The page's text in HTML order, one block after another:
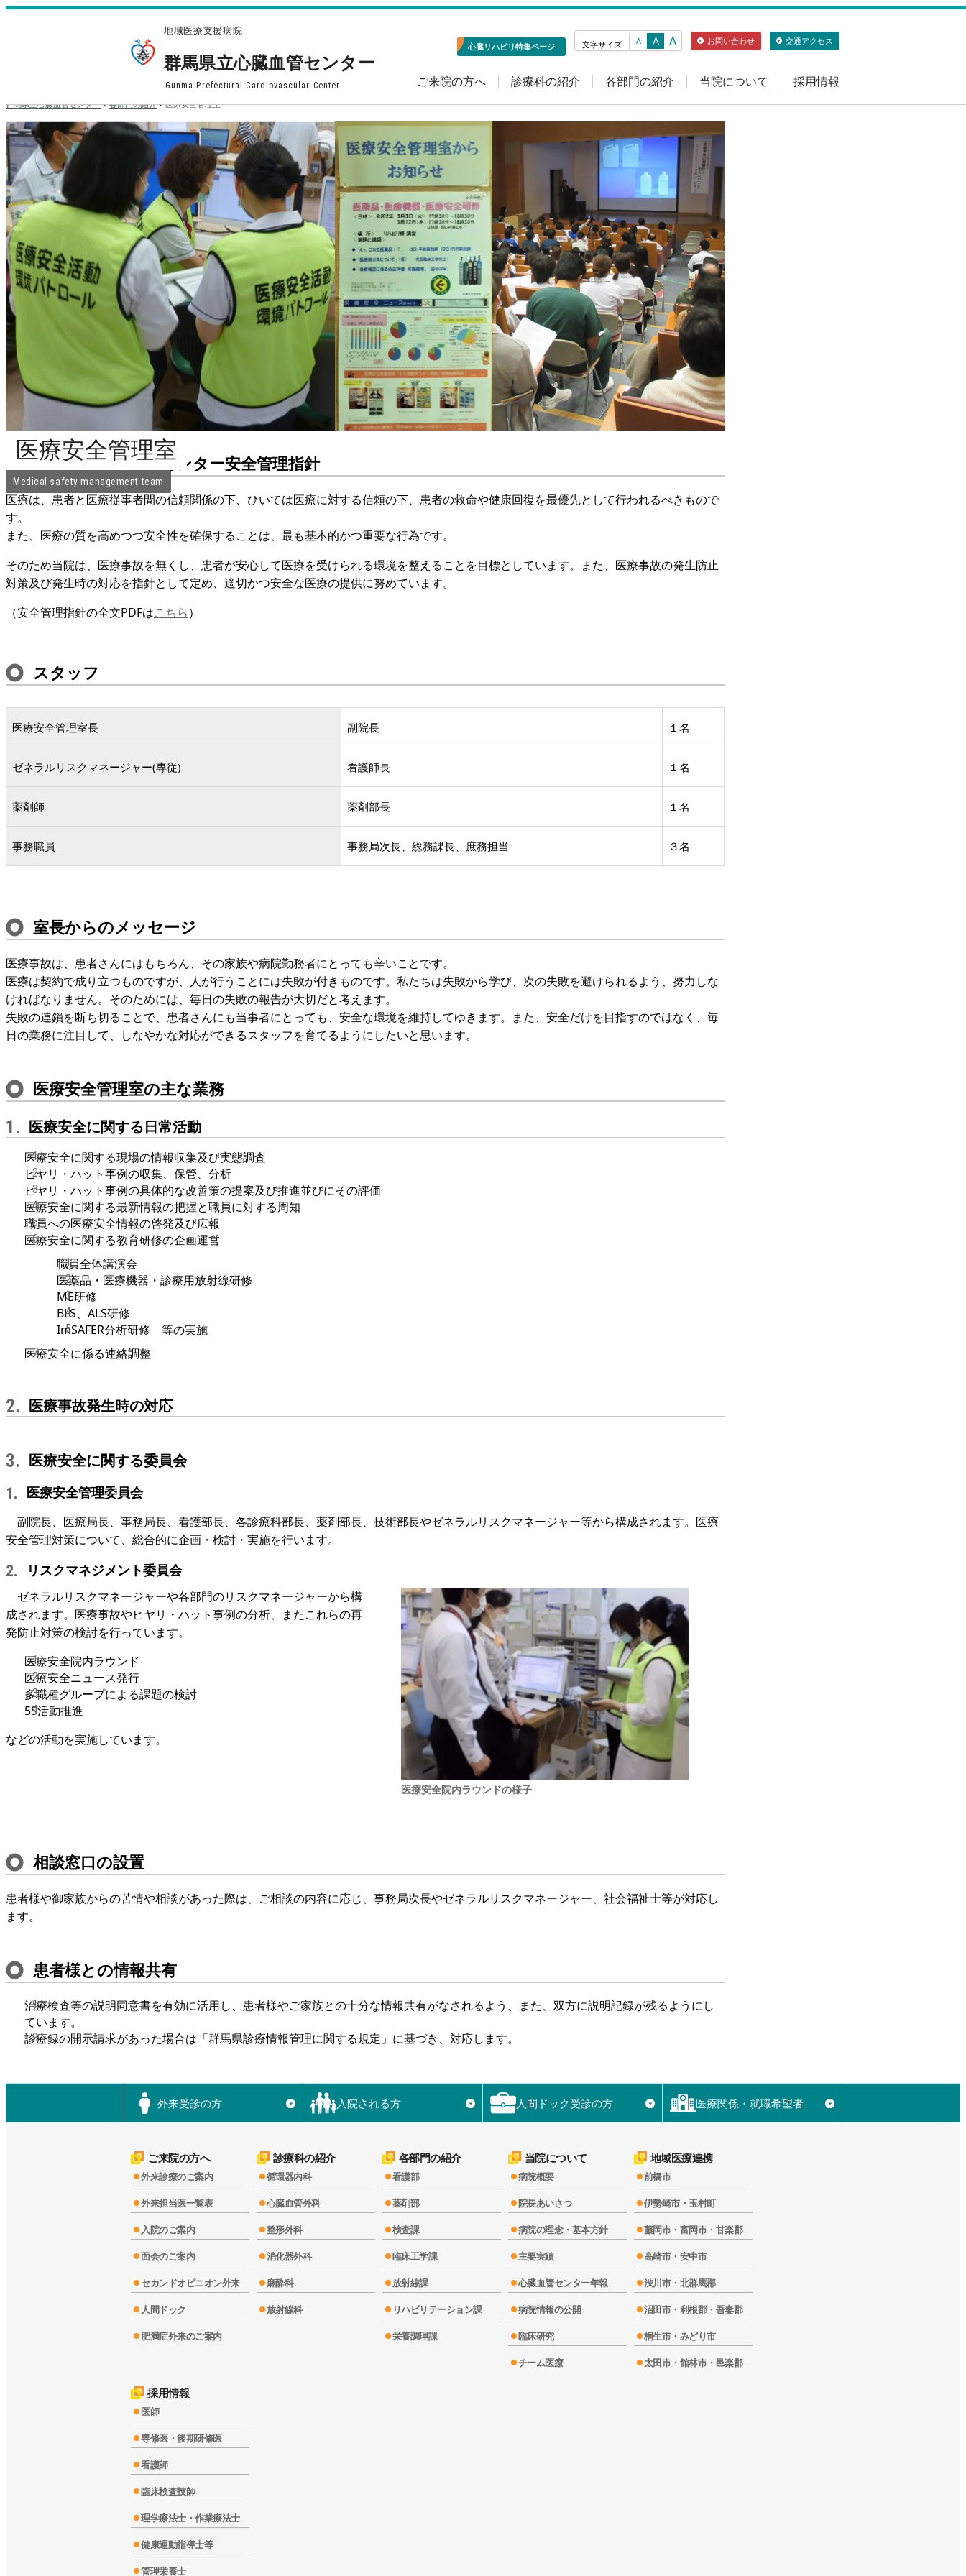
地域医療支援病院
群馬県立心臓血管センター
Gunma Prefectural Cardiovascular Center
心臓リハビリ特集ページ 文字サイズ A A A お問い合わせ 交通アクセス
ご来院の方へ 診療科の紹介 各部門の紹介 当院について 採用情報
群馬県立心臓血管センター>各部門の紹介>医療安全管理室
医療安全管理室
Medical safety management team
群馬県立心臓血管センター安全管理指針
医療は、患者と医療従事者間の信頼関係の下、ひいては医療に対する信頼の下、患者の救命や健康回復を最優先として行われるべきもので
す。
また、医療の質を高めつつ安全性を確保することは、最も基本的かつ重要な行為です。
そのため当院は、医療事故を無くし、患者が安心して医療を受けられる環境を整えることを目標としています。また、医療事故の発生防止
対策及び発生時の対応を指針として定め、適切かつ安全な医療の提供に努めています。
（安全管理指針の全文PDFはこちら）
スタッフ
医療安全管理室長 副院長 １名
ゼネラルリスクマネージャー(専従) 看護師長 １名
薬剤師 薬剤部長 １名
事務職員 事務局次長、総務課長、庶務担当 ３名
室長からのメッセージ
医療事故は、患者さんにはもちろん、その家族や病院勤務者にとっても辛いことです。
医療は契約で成り立つものですが、人が行うことには失敗が付きものです。私たちは失敗から学び、次の失敗を避けられるよう、努力しな
ければなりません。そのためには、毎日の失敗の報告が大切だと考えます。
失敗の連鎖を断ち切ることで、患者さんにも当事者にとっても、安全な環境を維持してゆきます。また、安全だけを目指すのではなく、毎
日の業務に注目して、しなやかな対応ができるスタッフを育てるようにしたいと思います。
医療安全管理室の主な業務
1. 医療安全に関する日常活動
医療安全に関する現場の情報収集及び実態調査
ヒヤリ・ハット事例の収集、保管、分析
ヒヤリ・ハット事例の具体的な改善策の提案及び推進並びにその評価
医療安全に関する最新情報の把握と職員に対する周知
職員への医療安全情報の啓発及び広報
医療安全に関する教育研修の企画運営
職員全体講演会
医薬品・医療機器・診療用放射線研修
ME研修
BLS、ALS研修
ImSAFER分析研修 等の実施
医療安全に係る連絡調整
2. 医療事故発生時の対応
3. 医療安全に関する委員会
1. 医療安全管理委員会
副院長、医療局長、事務局長、看護部長、各診療科部長、薬剤部長、技術部長やゼネラルリスクマネージャー等から構成されます。医療
安全管理対策について、総合的に企画・検討・実施を行います。
2. リスクマネジメント委員会
ゼネラルリスクマネージャーや各部門のリスクマネージャーから構
成されます。医療事故やヒヤリ・ハット事例の分析、またこれらの再
発防止対策の検討を行っています。
医療安全院内ラウンド
医療安全ニュース発行
多職種グループによる課題の検討
5S活動推進
などの活動を実施しています。
医療安全院内ラウンドの様子
相談窓口の設置
患者様や御家族からの苦情や相談があった際は、ご相談の内容に応じ、事務局次長やゼネラルリスクマネージャー、社会福祉士等が対応し
ます。
患者様との情報共有
治療検査等の説明同意書を有効に活用し、患者様やご家族との十分な情報共有がなされるよう、また、双方に説明記録が残るようにし
ています。
診療録の開示請求があった場合は「群馬県診療情報管理に関する規定」に基づき、対応します。
外来受診の方 ▼ 入院される方 ▼ 人間ドック受診の方 ▼ 医療関係・就職希望者 ▼
ご来院の方へ
外来診療のご案内
外来担当医一覧表
入院のご案内
面会のご案内
セカンドオピニオン外来
人間ドック
肥満症外来のご案内
診療科の紹介
循環器内科
心臓血管外科
整形外科
消化器外科
麻酔科
放射線科
各部門の紹介
看護部
薬剤部
検査課
臨床工学課
放射線課
リハビリテーション課
栄養調理課
当院について
病院概要
院長あいさつ
病院の理念・基本方針
主要実績
心臓血管センター年報
病院情報の公開
臨床研究
チーム医療
地域医療連携
前橋市
伊勢崎市・玉村町
藤岡市・富岡市・甘楽郡
高崎市・安中市
渋川市・北群馬郡
沼田市・利根郡・吾妻郡
桐生市・みどり市
太田市・館林市・邑楽郡
採用情報
医師
専修医・後期研修医
看護師
臨床検査技師
理学療法士・作業療法士
健康運動指導士等
管理栄養士